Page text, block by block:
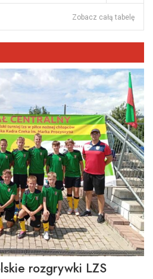
Zobacz całą tabelę
rozgrywki LZS